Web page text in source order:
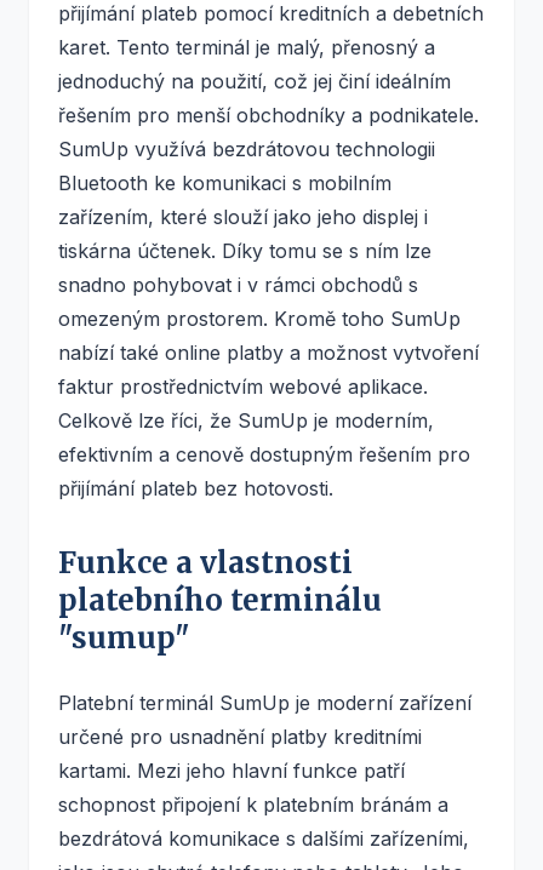
přijímání plateb pomocí kreditních a debetních
karet. Tento terminál je malý, přenosný a
jednoduchý na použití, což jej činí ideálním
řešením pro menší obchodníky a podnikatele.
SumUp využívá bezdrátovou technologii
Bluetooth ke komunikaci s mobilním
zařízením, které slouží jako jeho displej i
tiskárna účtenek. Díky tomu se s ním lze
snadno pohybovat i v rámci obchodů s
omezeným prostorem. Kromě toho SumUp
nabízí také online platby a možnost vytvoření
faktur prostřednictvím webové aplikace.
Celkově lze říci, že SumUp je moderním,
efektivním a cenově dostupným řešením pro
přijímání plateb bez hotovosti.
Funkce a vlastnosti
platebního terminálu
"sumup"
Platební terminál SumUp je moderní zařízení
určené pro usnadnění platby kreditními
kartami. Mezi jeho hlavní funkce patří
schopnost připojení k platebním bránám a
bezdrátová komunikace s dalšími zařízeními,